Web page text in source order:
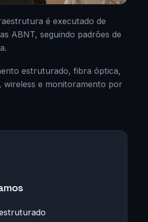
é executado de
ABNT, seguindo padrões de
estruturado, fibra óptica,
wireless e monitoramento por